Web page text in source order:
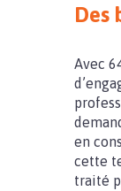
Des
Avec
en
cette
traité